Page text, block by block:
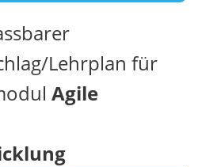
Lehrplan für
Agile